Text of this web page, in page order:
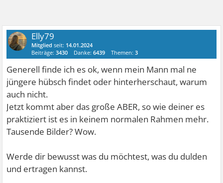
Elly79
Mitglied seit: 14.01.2024
Beiträge:3430 Danke:6439 Themen:3
Generell finde ich es ok, wenn mein Mann mal ne
jüngere hübsch findet oder hinterherschaut, warum
auch nicht.
Jetzt kommt aber das große ABER, so wie deiner es
praktiziert ist es in keinem normalen Rahmen mehr.
Tausende Bilder? Wow.
Werde dir bewusst was du möchtest, was du dulden
und ertragen kannst.